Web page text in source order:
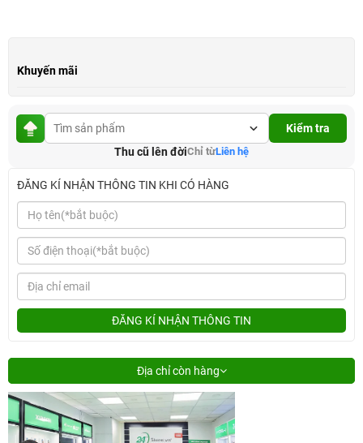
Khuyến mãi
Kiểm tra
Thu cũ lên đờiChỉ từLiên hệ
ĐĂNG KÍ NHẬN THÔNG TIN KHI CÓ HÀNG
ĐĂNG KÍ NHẬN THÔNG TIN
Địa chỉ còn hàng